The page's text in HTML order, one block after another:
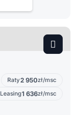
Raty2 950zł/msc
Leasing1 636zł/msc